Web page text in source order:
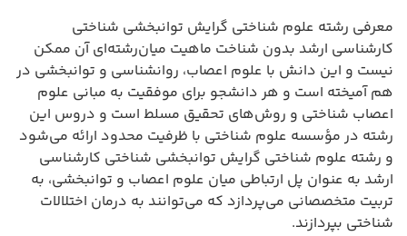
معرفی رشته علوم شناختی گرایش توانبخشی شناختی
کارشناسی ارشد بدون شناخت ماهیت میان‌رشته‌ای آن ممکن
نیست و این دانش با علوم اعصاب، روانشناسی و توانبخشی در
هم آمیخته است و هر دانشجو برای موفقیت به مبانی علوم
اعصاب شناختی و روش‌های تحقیق مسلط است و دروس این
رشته در مؤسسه علوم شناختی با ظرفیت محدود ارائه می‌شود
و رشته علوم شناختی گرایش توانبخشی شناختی کارشناسی
ارشد به عنوان پل ارتباطی میان علوم اعصاب و توانبخشی، به
تربیت متخصصانی می‌پردازد که می‌توانند به درمان اختلالات
شناختی بپردازند.